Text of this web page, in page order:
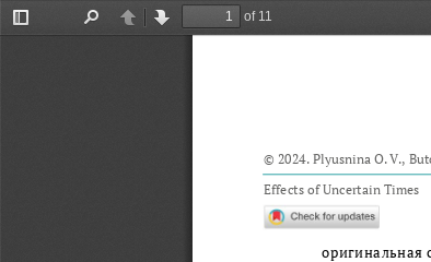
Toggle
PreviousNext
of 11
Effects of Uncertain Times
© 2024. Plyusnina O. V.,
оригинальная